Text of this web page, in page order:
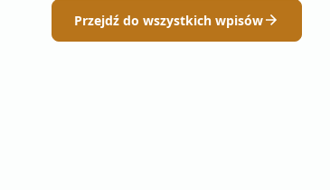
Przejdź do wszystkich wpisów